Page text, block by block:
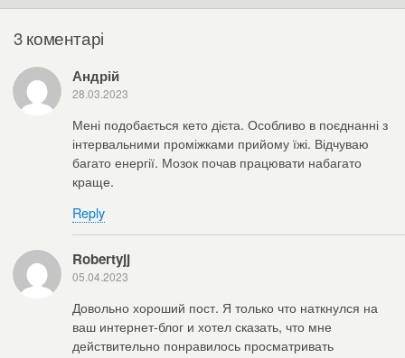
3 коментарі
Андрій
28.03.2023
Мені подобається кето дієта. Особливо в поєднанні з
інтервальними проміжками прийому їжі. Відчуваю
багато енергії. Мозок почав працювати набагато
краще.
Reply
Robertyjj
05.04.2023
Довольно хороший пост. Я только что наткнулся на
ваш интернет-блог и хотел сказать, что мне
действительно понравилось просматривать